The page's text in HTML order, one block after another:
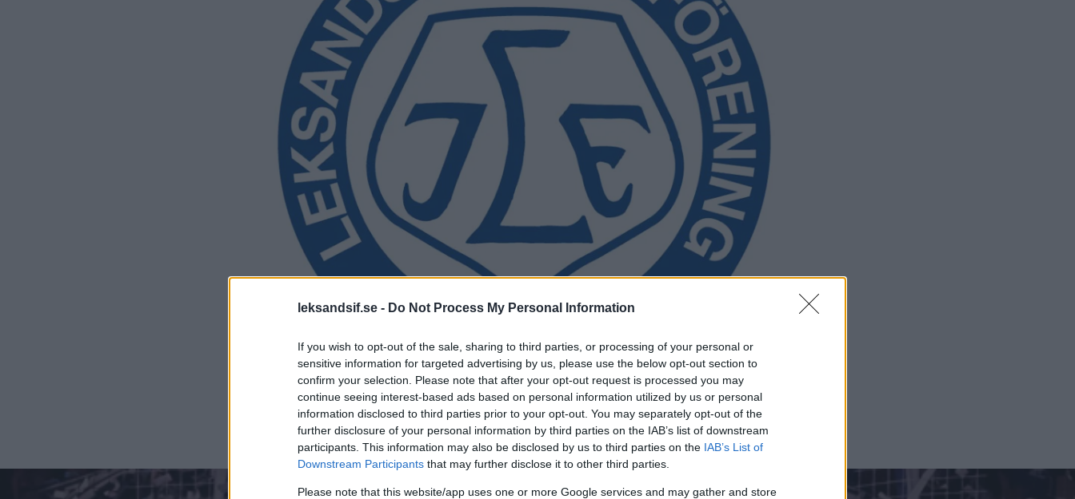
leksandsif.se - Do Not Process My Personal Information
If you wish to opt-out of the sale, sharing to third parties, or processing of your personal or
sensitive information for targeted advertising by us, please use the below opt-out section to
confirm your selection. Please note that after your opt-out request is processed you may
continue seeing interest-based ads based on personal information utilized by us or personal
information disclosed to third parties prior to your opt-out. You may separately opt-out of the
further disclosure of your personal information by third parties on the IAB’s list of downstream
participants. This information may also be disclosed by us to third parties on the IAB’s List of
Downstream Participants that may further disclose it to other third parties.
Please note that this website/app uses one or more Google services and may gather and store
50/50-LOTTEN 25/26